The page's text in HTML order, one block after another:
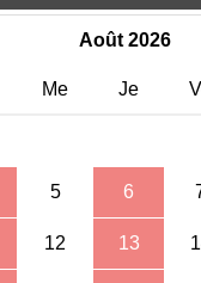
Août 2026
Me Je
5 6
12 13